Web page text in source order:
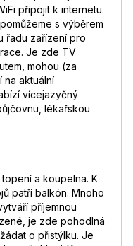
připojit k internetu.
s výběrem
řadu zařízení pro
Je zde TV
mohou (za
aktuální
vícejazyčný
lékařskou
a koupelna. K
patří balkón. Mnoho
příjemnou
je zde pohodlná
o přistýlku. Je